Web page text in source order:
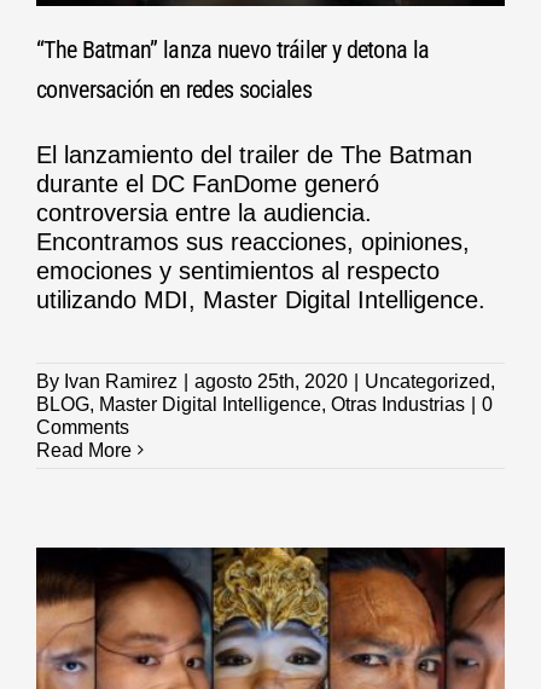
“The Batman” lanza nuevo tráiler y detona la
conversación en redes sociales
El lanzamiento del trailer de The Batman
durante el DC FanDome generó
controversia entre la audiencia.
Encontramos sus reacciones, opiniones,
emociones y sentimientos al respecto
utilizando MDI, Master Digital Intelligence.
By Ivan Ramirez agosto 25th, 2020 Uncategorized,
BLOG, Master Digital Intelligence, Otras Industrias
0
Comments
Read More